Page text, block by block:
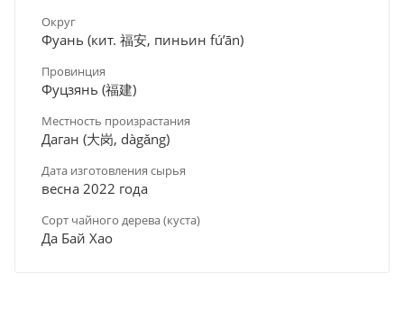
Округ
Фуань (кит. 福安, пиньин fú’ān)
Провинция
Фуцзянь (福建)
Местность произрастания
Даган (大岗, dàgǎng)
Дата изготовления сырья
весна 2022 года
Сорт чайного дерева (куста)
Да Бай Хао